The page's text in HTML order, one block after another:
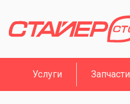
Услуги Запчасти